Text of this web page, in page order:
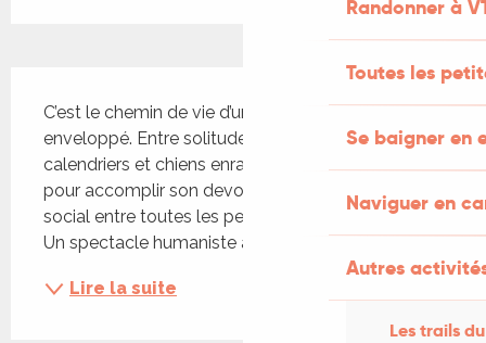
Randonner à
Toutes les
Se baigner en
Naviguer en
Autres
Les trails
C’est le chemin de vie d’un facteur. Timbré, un peu
enveloppé. Entre solitude et sollicitude, vente de
calendriers et chiens enragés à amadouer, il lutte
pour accomplir son devoir de facteur : dernier lien
social entre toutes les personnes de sa tournée !
Un spectacle humaniste à la rencontre de...
Lire la suite